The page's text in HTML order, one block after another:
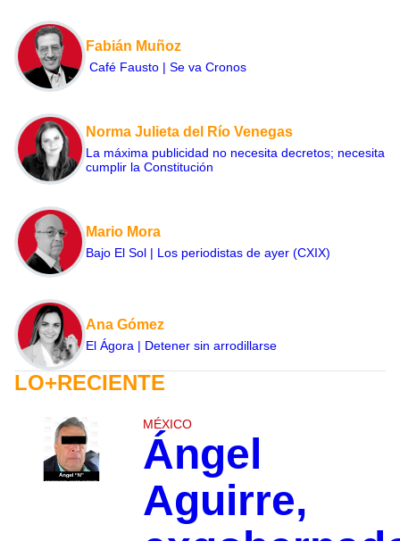
Fabián Muñoz
Café Fausto | Se va Cronos
Norma Julieta del Río Venegas
La máxima publicidad no necesita decretos; necesita
cumplir la Constitución
Mario Mora
Bajo El Sol | Los periodistas de ayer (CXIX)
Ana Gómez
El Ágora | Detener sin arrodillarse
LO+RECIENTE
MÉXICO
Ángel
Aguirre,